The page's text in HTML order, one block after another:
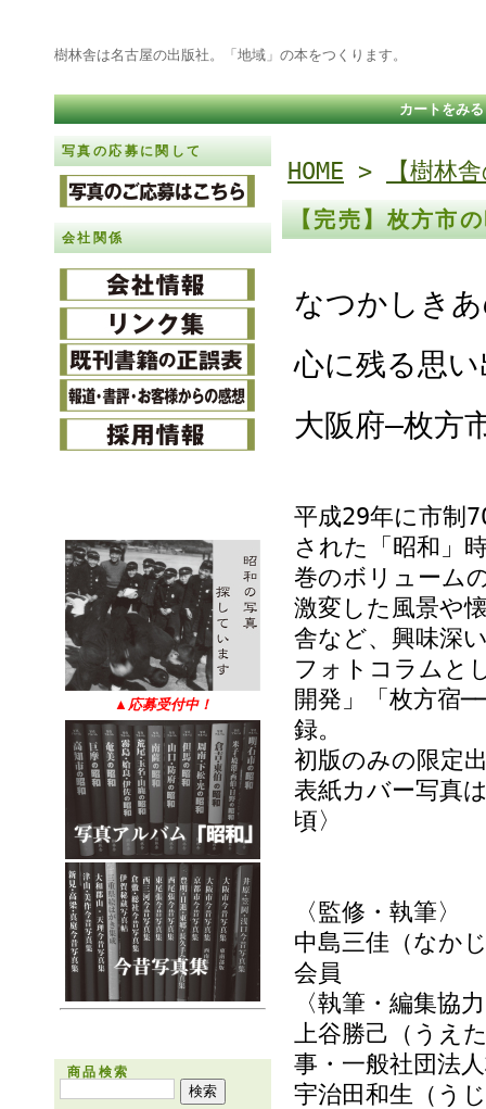
樹林舎は名古屋の出版社。「地域」の本をつくります。
カートをみる
写真の応募に関して
会社関係
▲ 応募受付中！
商品検索
HOME > 【樹林
【完売】枚方市
なつかしき
心に残る思
大阪府―枚方
平成29年に市制
された「昭和」
巻のボリューム
激変した風景や
舎など、興味深
フォトコラムと
開発」「枚方宿
録。
初版のみの限定
表紙カバー写真
頃〉
〈監修・執筆〉
中島三佳（なか
会員
〈執筆・編集協
上谷勝己（うえ
事・一般社団法
宇治田和生（う